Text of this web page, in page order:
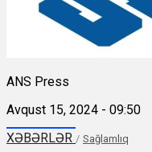
ANS Press
Avqust 15, 2024 - 09:50
XƏBƏRLƏR / Sağlamlıq